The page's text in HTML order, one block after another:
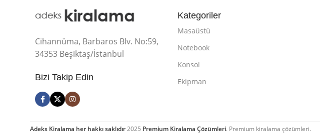
Cihannüma, Barbaros Blv. No:59,
34353 Beşiktaş/İstanbul
Bizi Takip Edin
Kategoriler
Masaüstü
Notebook
Konsol
Ekipman
Adeks Kiralama her hakkı saklıdır2025 Premium Kiralama Çözümleri. Premium kiralama çözümleri.